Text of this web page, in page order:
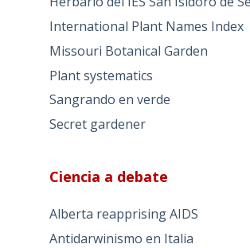
International Plant Names Index
Missouri Botanical Garden
Plant systematics
Sangrando en verde
Secret gardener
Ciencia a debate
Alberta reapprising AIDS
Antidarwinismo en Italia